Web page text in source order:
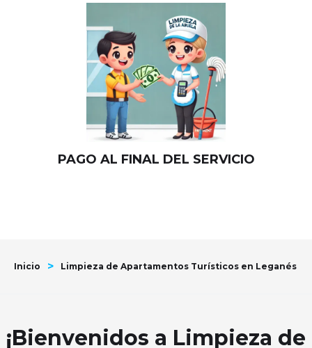
PAGO AL FINAL DEL SERVICIO
Inicio > Limpieza de Apartamentos Turísticos en Leganés
¡Bienvenidos a Limpieza de